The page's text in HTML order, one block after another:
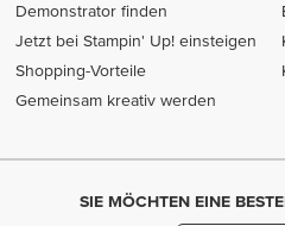
Demonstrator finden
Jetzt bei Stampin' Up! einsteigen
Shopping-Vorteile
Gemeinsam kreativ werden
SIE MÖCHTEN EINE